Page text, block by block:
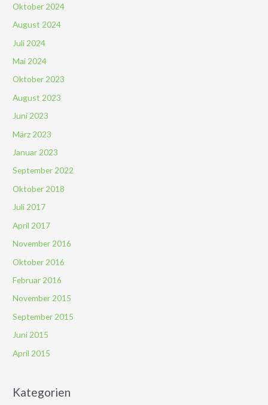
Oktober 2024
August 2024
Juli 2024
Mai 2024
Oktober 2023
August 2023
Juni 2023
März 2023
Januar 2023
September 2022
Oktober 2018
Juli 2017
April 2017
November 2016
Oktober 2016
Februar 2016
November 2015
September 2015
Juni 2015
April 2015
Kategorien